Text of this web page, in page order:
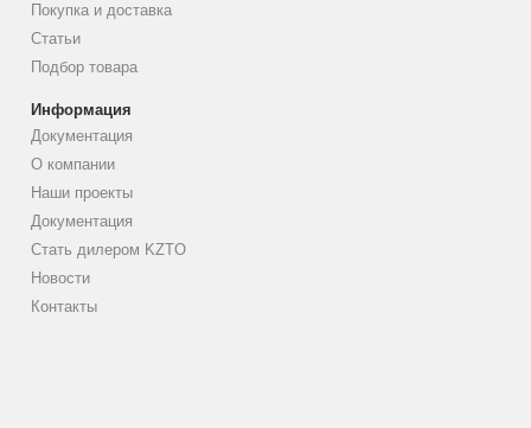
Покупка и доставка
Статьи
Подбор товара
Информация
Документация
О компании
Наши проекты
Документация
Стать дилером KZTO
Новости
Контакты